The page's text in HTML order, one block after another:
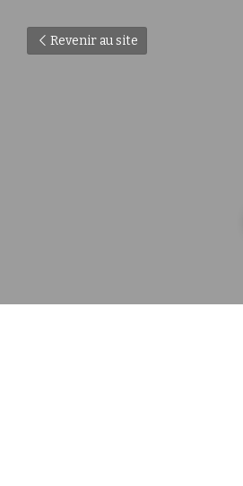
Revenir au site